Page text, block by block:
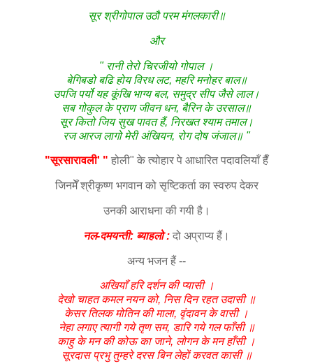
सूर श्रीगोपाल उठौ परम मंगलकारी॥
और
" रानी तेरो चिरजीयो गोपाल ।
बेगिबडो बढि होय विरध लट, महरि मनोहर बाल॥
उपजि पर्यो यह कूंखि भाग्य बल, समुद्र सीप जैसे लाल।
सब गोकुल के प्राण जीवन धन, बैरिन के उरसाल॥
सूर कितो जिय सुख पावत हैं, निरखत श्याम तमाल।
रज आरज लागो मेरी अंखियन, रोग दोष जंजाल॥ "
"सूरसारावली' " होली" के त्योहार पे आधारित पदावलियाँ हैँ
जिनमेँ श्रीकृष्ण भगवान को सृष्टिकर्ता का स्वरुप देकर
उनकी आराधना की गयी है।
नल-दमयन्ती: ब्याहलो : दो अप्राप्य हैं।
अन्य भजन हैं --
अखियाँ हरि दर्शन की प्यासी ।
देखो चाहत कमल नयन को, निस दिन रहत उदासी ॥
केसर तिलक मोतिन की माला, वृंदावन के वासी ।
नेहा लगाए त्यागी गये तृण सम, डारि गये गल फाँसी ॥
काहु के मन की कोऊ का जाने, लोगन के मन हाँसी ।
सूरदास प्रभु तुम्हरे दरस बिन लेहों करवत कासी ॥